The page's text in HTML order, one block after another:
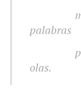
palabras
para
olas.